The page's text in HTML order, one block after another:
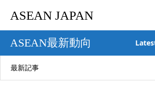
ASEAN JAPAN
ASEAN最新動向
最新記事